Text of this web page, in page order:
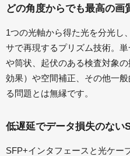
どの角度からでも最高の画
1つの光軸から得た光を分光し
サで再現するプリズム技術。
や筒状、起伏のある検査対象
効果）や空間補正、その他一
る問題とは無縁です。
低遅延でデータ損失のない
SFP+インタフェースと光ケー